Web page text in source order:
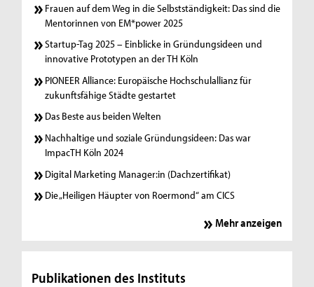
Frauen auf dem Weg in die Selbstständigkeit: Das sind die
Mentorinnen von EM*power 2025
Startup-Tag 2025 – Einblicke in Gründungsideen und
innovative Prototypen an der TH Köln
PIONEER Alliance: Europäische Hochschulallianz für
zukunftsfähige Städte gestartet
Das Beste aus beiden Welten
Nachhaltige und soziale Gründungsideen: Das war
ImpacTH Köln 2024
Digital Marketing Manager:in (Dachzertifikat)
Die „Heiligen Häupter von Roermond“ am CICS
Mehr anzeigen
Publikationen des Instituts